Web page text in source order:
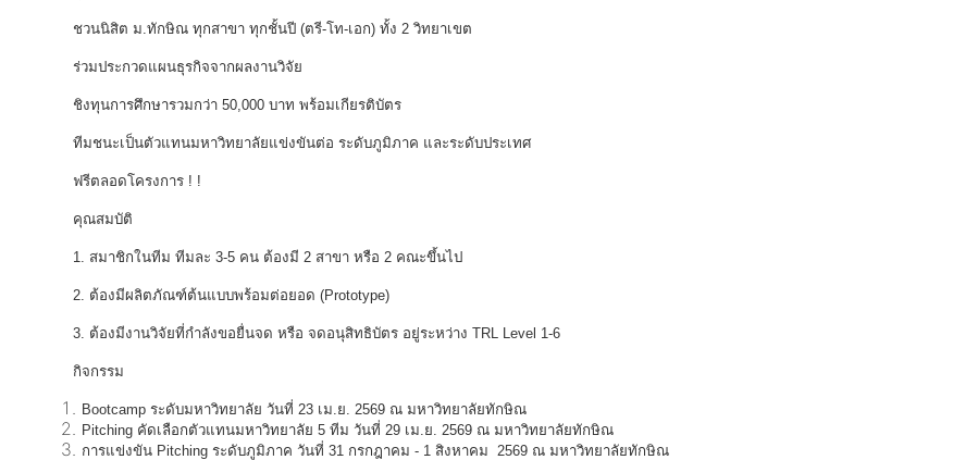
ชวนนิสิต ม.ทักษิณ ทุกสาขา ทุกชั้นปี (ตรี-โท-เอก) ทั้ง 2 วิทยาเขต
ร่วมประกวดแผนธุรกิจจากผลงานวิจัย
ชิงทุนการศึกษารวมกว่า 50,000 บาท พร้อมเกียรติบัตร
ทีมชนะเป็นตัวแทนมหาวิทยาลัยแข่งขันต่อ ระดับภูมิภาค และระดับประเทศ
ฟรีตลอดโครงการ ! !
คุณสมบัติ
1. สมาชิกในทีม ทีมละ 3-5 คน ต้องมี 2 สาขา หรือ 2 คณะขึ้นไป
2. ต้องมีผลิตภัณฑ์ต้นแบบพร้อมต่อยอด (Prototype)
3. ต้องมีงานวิจัยที่กำลังขอยื่นจด หรือ จดอนุสิทธิบัตร อยู่ระหว่าง TRL Level 1-6
กิจกรรม
Bootcamp ระดับมหาวิทยาลัย วันที่ 23 เม.ย. 2569 ณ มหาวิทยาลัยทักษิณ
Pitching คัดเลือกตัวแทนมหาวิทยาลัย 5 ทีม วันที่ 29 เม.ย. 2569 ณ มหาวิทยาลัยทักษิณ
การแข่งขัน Pitching ระดับภูมิภาค วันที่ 31 กรกฎาคม - 1 สิงหาคม 2569 ณ มหาวิทยาลัยทักษิณ